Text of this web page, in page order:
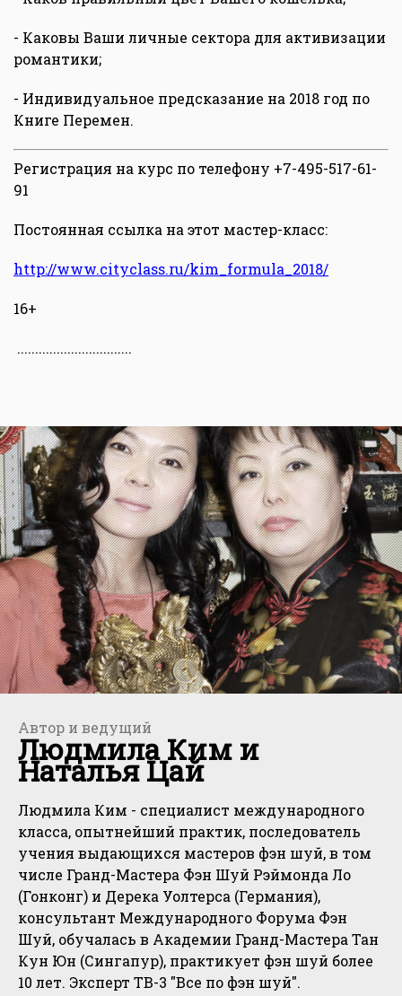
- Каковы Ваши личные сектора для активизации
романтики;
- Индивидуальное предсказание на 2018 год по
Книге Перемен.
Регистрация на курс по телефону +7-495-517-61-
91
Постоянная ссылка на этот мастер-класс:
http://www.cityclass.ru/kim_formula_2018/
16+
................................
Автор и ведущий
Людмила Ким и
Наталья Цай
Людмила Ким - специалист международного
класса, опытнейший практик, последователь
учения выдающихся мастеров фэн шуй, в том
числе Гранд-Мастера Фэн Шуй Рэймонда Ло
(Гонконг) и Дерека Уолтерса (Германия),
консультант Международного Форума Фэн
Шуй, обучалась в Академии Гранд-Мастера Тан
Кун Юн (Сингапур), практикует фэн шуй более
10 лет. Эксперт ТВ-3 "Все по фэн шуй".